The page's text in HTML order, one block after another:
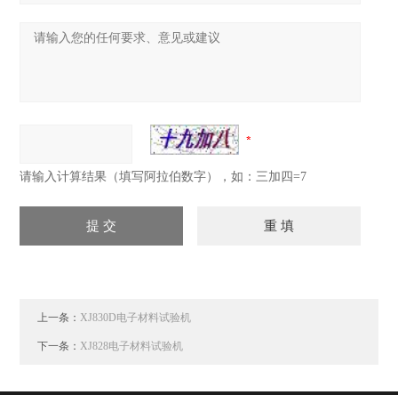
请输入计算结果（填写阿拉伯数字），如：三加四=7
上一条：XJ830D电子材料试验机
下一条：XJ828电子材料试验机